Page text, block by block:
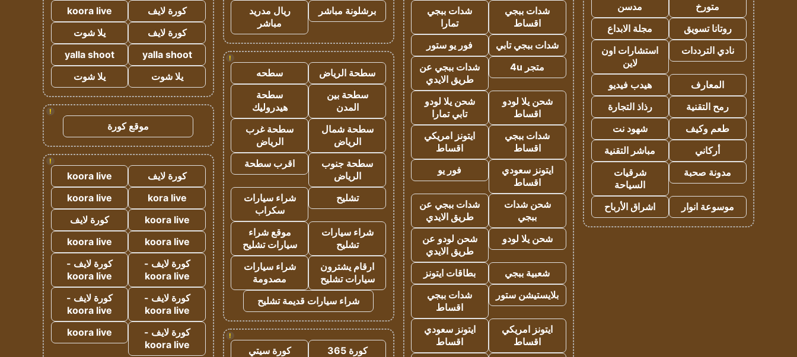
متورخ
مدسن
روتانا تسويق
مجلة الابداع
نادي الترددات
استشارات اون
لاين
المعارف
هيدب فيديو
رمح التقنية
رذاذ التجارة
طعم وكيف
شهود نت
أركاني
مباشر التقنية
مدونة صحبة
شرقيات
السياحة
موسوعة انوار
اشراق الأرباح
شدات ببجي
اقساط
شدات ببجي
تمارا
شدات ببجي تابي
فور يو ستور
متجر 4u
شدات ببجي عن
طريق الايدي
شحن يلا لودو
اقساط
شحن يلا لودو
تابي تمارا
شدات ببجي
اقساط
ايتونز امريكي
اقساط
ايتونز سعودي
اقساط
فور يو
شحن شدات
ببجي
شدات ببجي عن
طريق الايدي
شحن يلا لودو
شحن لودو عن
طريق الايدي
شعبية ببجي
بطاقات ايتونز
بلايستيشن ستور
شدات ببجي
اقساط
ايتونز امريكي
اقساط
ايتونز سعودي
اقساط
برشلونة مباشر
ريال مدريد
مباشر
!
سطحة الرياض
سطحه
سطحة بين
المدن
سطحة
هيدروليك
سطحة شمال
الرياض
سطحة غرب
الرياض
سطحة جنوب
الرياض
اقرب سطحة
تشليح
شراء سيارات
سكراب
شراء سيارات
تشليح
موقع شراء
سيارات تشليح
ارقام يشترون
سيارات تشليح
شراء سيارات
مصدومة
شراء سيارات قديمة تشليح
!
كورة 365
كورة سيتي
كورة لايف
koora live
كورة لايف
يلا شوت
yalla shoot
yalla shoot
يلا شوت
يلا شوت
!
موقع كورة
!
كورة لايف
koora live
kora live
koora live
koora live
كورة لايف
koora live
koora live
كورة لايف -
koora live
كورة لايف -
koora live
كورة لايف -
koora live
كورة لايف -
koora live
كورة لايف -
koora live
koora live